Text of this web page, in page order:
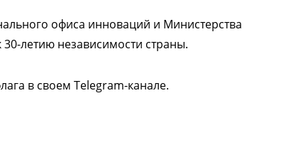
офиса инноваций и Министерства
летию независимости страны.
в своем Telegram-канале.